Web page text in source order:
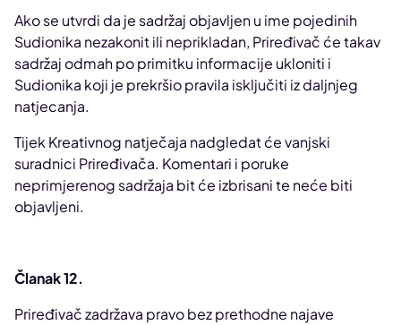
Ako se utvrdi da je sadržaj objavljen u ime pojedinih
Sudionika nezakonit ili neprikladan, Priređivač će takav
sadržaj odmah po primitku informacije ukloniti i
Sudionika koji je prekršio pravila isključiti iz daljnjeg
natjecanja.
Tijek Kreativnog natječaja nadgledat će vanjski
suradnici Priređivača. Komentari i poruke
neprimjerenog sadržaja bit će izbrisani te neće biti
objavljeni.
Članak 12.
Priređivač zadržava pravo bez prethodne najave